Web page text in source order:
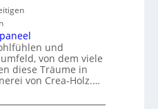
und
von dem viele
diese Träume in
von Crea-Holz.…